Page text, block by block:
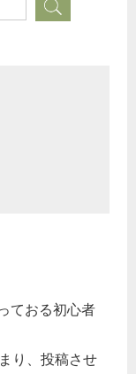
ておる初心者
り、投稿させ